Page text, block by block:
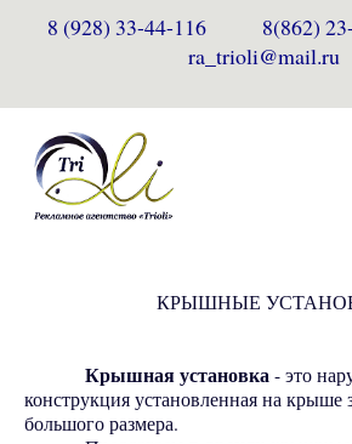
8 (928) 33-44-116 8(862)
ra_trioli@mail.ru
КРЫШНЫЕ
Крышная установка- это
конструкция установленная на крыше
большого размера.